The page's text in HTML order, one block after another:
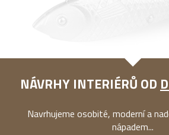
NÁVRHY INTERIÉRŮ OD
Navrhujeme osobité, moderní a
nápadem...